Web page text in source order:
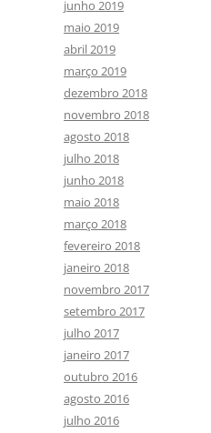
junho 2019
maio 2019
abril 2019
março 2019
dezembro 2018
novembro 2018
agosto 2018
julho 2018
junho 2018
maio 2018
março 2018
fevereiro 2018
janeiro 2018
novembro 2017
setembro 2017
julho 2017
janeiro 2017
outubro 2016
agosto 2016
julho 2016